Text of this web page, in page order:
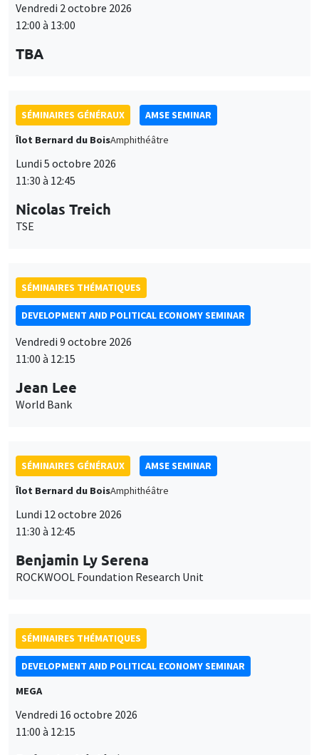
12:00 à 13:00
TBA
Îlot Bernard du BoisAmphithéâtre
Lundi 5 octobre 2026
11:30 à 12:45
Nicolas Treich
TSE
DEVELOPMENT AND POLITICAL ECONOMY SEMINAR
Vendredi 9 octobre 2026
11:00 à 12:15
Jean Lee
World Bank
Îlot Bernard du BoisAmphithéâtre
Lundi 12 octobre 2026
11:30 à 12:45
Benjamin Ly Serena
ROCKWOOL Foundation Research Unit
DEVELOPMENT AND POLITICAL ECONOMY SEMINAR
MEGA
Vendredi 16 octobre 2026
11:00 à 12:15
Roberto Nisticò